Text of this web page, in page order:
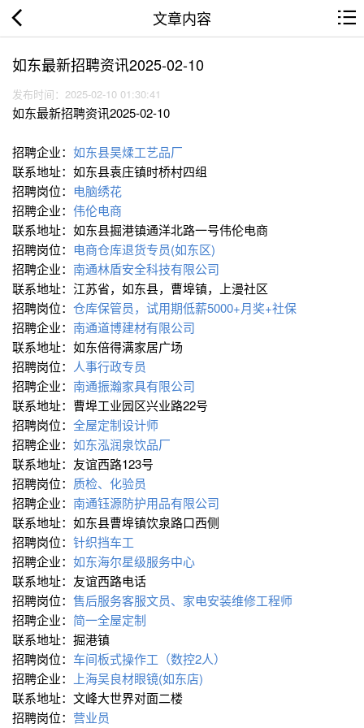
文章内容
如东最新招聘资讯2025-02-10
发布时间：2025-02-10 01:30:41
如东最新招聘资讯2025-02-10
招聘企业： 如东县昊煣工艺品厂
联系地址：如东县袁庄镇时桥村四组
招聘岗位： 电脑绣花
招聘企业： 伟伦电商
联系地址：如东县掘港镇通洋北路一号伟伦电商
招聘岗位： 电商仓库退货专员(如东区)
招聘企业： 南通林盾安全科技有限公司
联系地址：江苏省，如东县，曹埠镇，上漫社区
招聘岗位： 仓库保管员，试用期低薪5000+月奖+社保
招聘企业： 南通道博建材有限公司
联系地址：如东倍得满家居广场
招聘岗位： 人事行政专员
招聘企业： 南通振瀚家具有限公司
联系地址：曹埠工业园区兴业路22号
招聘岗位： 全屋定制设计师
招聘企业： 如东泓润泉饮品厂
联系地址：友谊西路123号
招聘岗位： 质检、化验员
招聘企业： 南通钰源防护用品有限公司
联系地址：如东县曹埠镇饮泉路口西侧
招聘岗位： 针织挡车工
招聘企业： 如东海尔星级服务中心
联系地址：友谊西路电话
招聘岗位： 售后服务客服文员、家电安装维修工程师
招聘企业： 简一全屋定制
联系地址：掘港镇
招聘岗位： 车间板式操作工（数控2人）
招聘企业：
上海吴良材眼镜(如东店)
联系地址：文峰大世界对面二楼
招聘岗位： 营业员